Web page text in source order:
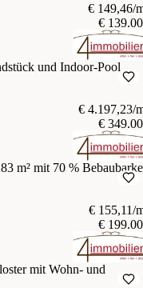
€ 149,46/
€
und Indoor-Pool
€ 4.197,23/
€
m² mit 70 %
€ 155,11/
€
mit Wohn- und